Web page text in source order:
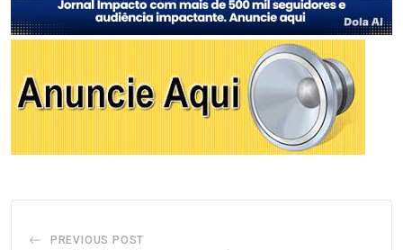
PREVIOUS POST